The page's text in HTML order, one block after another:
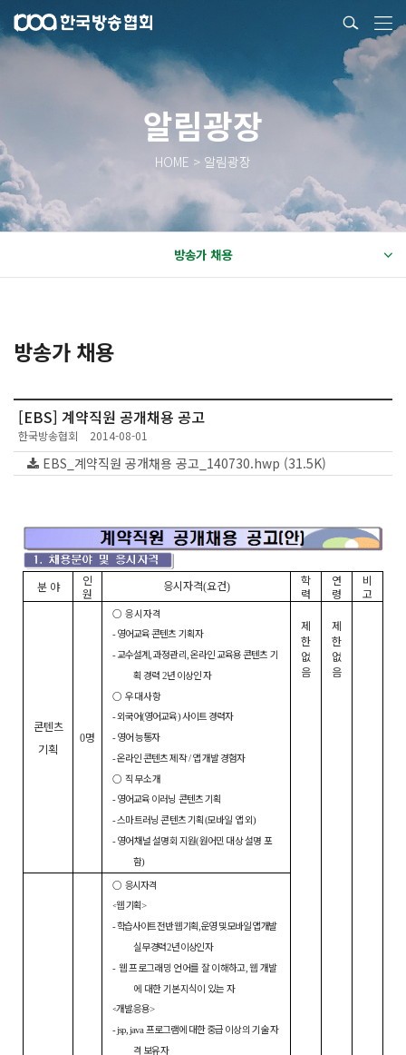
알림광장
HOME > 알림광장
방송가 채용
방송가 채용
[EBS] 계약직원 공개채용 공고
한국방송협회 2014-08-01
EBS_계약직원 공개채용 공고_140730.hwp (31.5K)
분 야
인
원
응시자격(요건)
학
력
연
령
비
고
콘텐츠
기획
0명
○ 응시자격
-영어교육 콘텐츠 기획자
-교수설계 ,과정관리 온라인 교육용 콘텐츠 기
획 경력 2년 이상인 자
○ 우대사항
-외국어(영어교육)사이트 경력자
-영어 능통자
-온라인 콘텐츠 제작/앱 개발 경험자
○ 직무소개
-영어교육 이러닝 콘텐츠 기획
-스마트러닝 콘텐츠 기획(모바일 앱 외)
-영어채널 설명회 지원(원어민 대상 설명 포
함)
제
한
없
음
제
한
없
음
○ 응시자격
<웹 기획>
-학습사이트 전반 웹 기획 운영 및 모바일 앱 개발
실무 경력2년 이상인 자
- 웹 프로그래밍 언어를 잘 이해하고,웹 개발
에 대한 기본지식이 있는 자
<개발/응용>
- jsp, java 프로그램에 대한 중급 이상의 기술 자
격 보유자